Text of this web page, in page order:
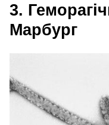
3.
Марбург